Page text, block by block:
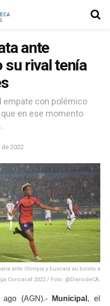
ante
su rival tenía
empate con polémico
en ese momento
2022
ante Olimpia y buscará su boleto a
Concacaf 2022./ Foto: @DiariodeCA.
(AGN).- Municipal , el